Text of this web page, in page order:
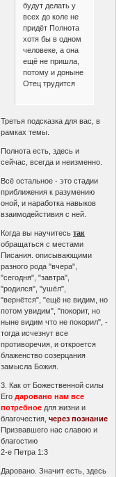
будут делать у
всех до коле не
придёт Полнота
хотя бы в одном
человеке, а она
ещё не пришла,
потому и доныне
Отец трудится
Третья подсказка для вас, в
рамках темы.
Полнота есть, здесь и
сейчас, всегда и неизменно.
Всё остальное - это стадии
приближения к разумению
оной, и наработка навыков
взаимодейстивия с ней.
Когда вы научитесьтак
обращаться с местами
Писания. описывающими
разного рода "вчера",
"сегодня", "завтра",
"родился", "ушёл",
"вернётся", "ещё не видим, но
потом увидим", "покорит, но
ныне видим что не покорил", -
тогда исчезнут все
противоречия, и откроется
блаженство созерцания
замысла Божия.
3. Как от Божественной силы
Егодаровано нам все
потребное для жизни и
благочестия,через познание
Призвавшего нас славою и
благостию
2-е Петра 1:3
Даровано. Значит есть, здесь